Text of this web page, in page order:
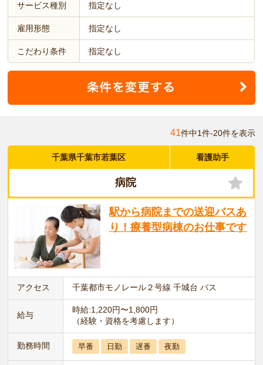
サービス種別 指定なし
雇用形態 指定なし
こだわり条件 指定なし
41件中1件-20件を表示
千葉県千葉市若葉区 看護助手
病院
駅から病院までの送迎バスあ
り！療養型病棟のお仕事です
アクセス 千葉都市モノレール２号線 千城台 バス
給与
時給:1,220円〜1,800円
（経験・資格を考慮します）
勤務時間 早番 日勤 遅番 夜勤